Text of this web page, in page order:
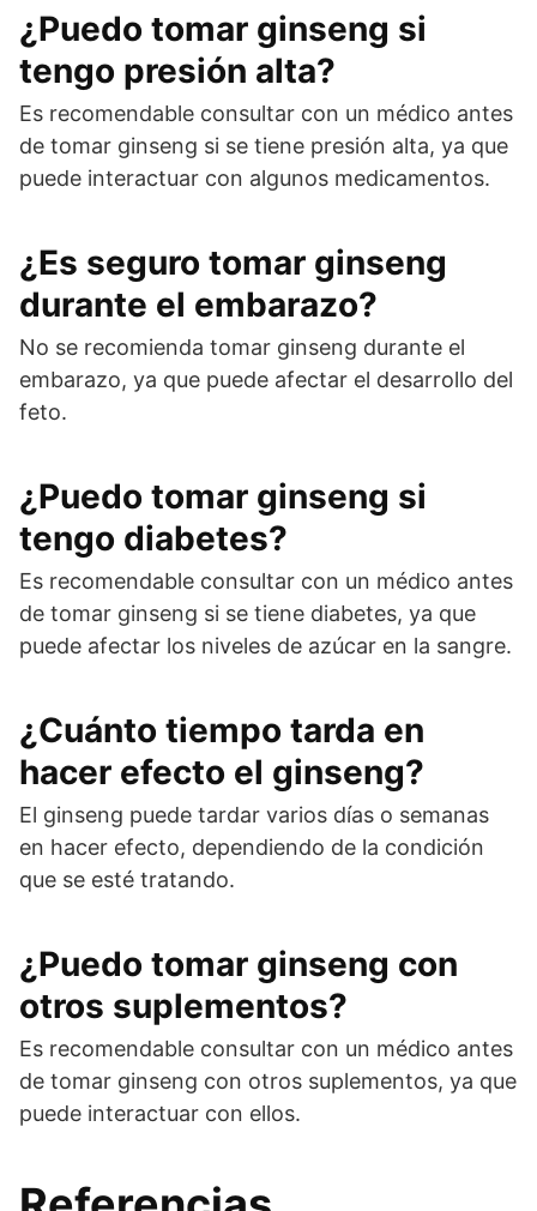
¿Puedo tomar ginseng si
tengo presión alta?
Es recomendable consultar con un médico antes
de tomar ginseng si se tiene presión alta, ya que
puede interactuar con algunos medicamentos.
¿Es seguro tomar ginseng
durante el embarazo?
No se recomienda tomar ginseng durante el
embarazo, ya que puede afectar el desarrollo del
feto.
¿Puedo tomar ginseng si
tengo diabetes?
Es recomendable consultar con un médico antes
de tomar ginseng si se tiene diabetes, ya que
puede afectar los niveles de azúcar en la sangre.
¿Cuánto tiempo tarda en
hacer efecto el ginseng?
El ginseng puede tardar varios días o semanas
en hacer efecto, dependiendo de la condición
que se esté tratando.
¿Puedo tomar ginseng con
otros suplementos?
Es recomendable consultar con un médico antes
de tomar ginseng con otros suplementos, ya que
puede interactuar con ellos.